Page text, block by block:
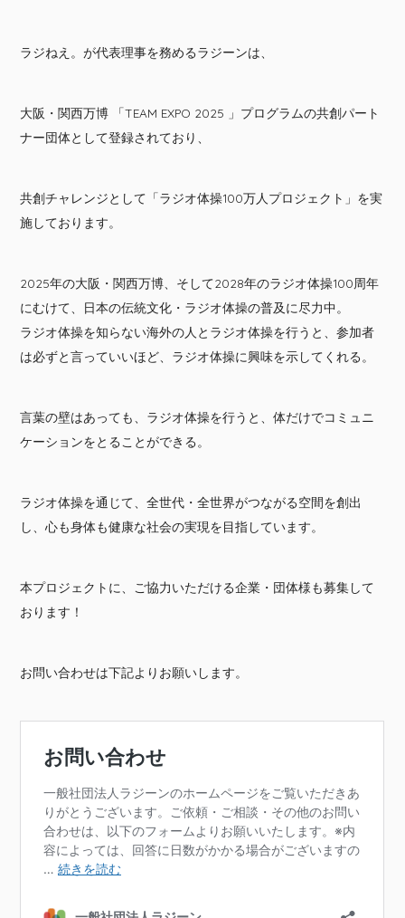
ラジねえ。が代表理事を務めるラジーンは、
大阪・関西万博 「TEAM EXPO 2025 」プログラムの共創パート
ナー団体として登録されており、
共創チャレンジとして「ラジオ体操100万人プロジェクト」を実
施しております。
2025年の大阪・関西万博、そして2028年のラジオ体操100周年
にむけて、日本の伝統文化・ラジオ体操の普及に尽力中。
ラジオ体操を知らない海外の人とラジオ体操を行うと、参加者
は必ずと言っていいほど、ラジオ体操に興味を示してくれる。
言葉の壁はあっても、ラジオ体操を行うと、体だけでコミュニ
ケーションをとることができる。
ラジオ体操を通じて、全世代・全世界がつながる空間を創出
し、心も身体も健康な社会の実現を目指しています。
本プロジェクトに、ご協力いただける企業・団体様も募集して
おります！
お問い合わせは下記よりお願いします。